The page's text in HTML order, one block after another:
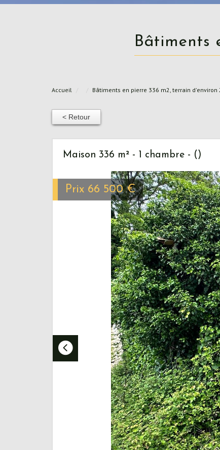
Accueil Bâtiments en pierre 336 m2, terrain d'environ
< Retour
Maison 336 m² - 1 chambre - ()
Prix 66 500 €